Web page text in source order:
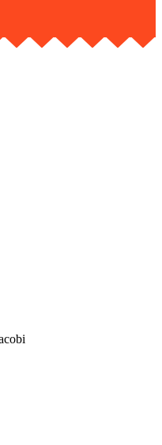
+ TECHNOLOGIE